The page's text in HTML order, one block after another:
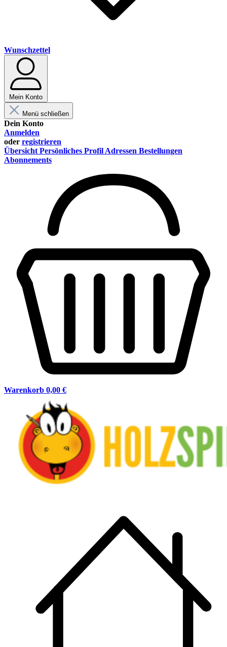
Wunschzettel
Mein Konto
Menü schließen
Dein Konto
Anmelden
oder registrieren
Übersicht Persönliches Profil Adressen Bestellungen
Abonnements
Warenkorb 0,00 €